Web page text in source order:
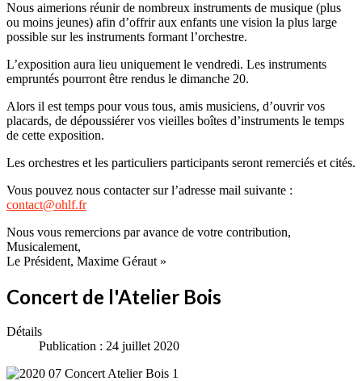
Nous aimerions réunir de nombreux instruments de musique (plus
ou moins jeunes) afin d’offrir aux enfants une vision la plus large
possible sur les instruments formant l’orchestre.
L’exposition aura lieu uniquement le vendredi. Les instruments
empruntés pourront être rendus le dimanche 20.
Alors il est temps pour vous tous, amis musiciens, d’ouvrir vos
placards, de dépoussiérer vos vieilles boîtes d’instruments le temps
de cette exposition.
Les orchestres et les particuliers participants seront remerciés et cités.
Vous pouvez nous contacter sur l’adresse mail suivante :
contact@ohlf.fr
Nous vous remercions par avance de votre contribution,
Musicalement,
Le Président, Maxime Géraut »
Concert de l'Atelier Bois
Détails
Publication : 24 juillet 2020